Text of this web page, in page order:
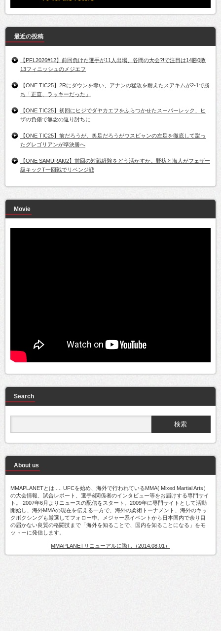
最近の投稿
【PFL2026#12】前回負けた選手が11人出場、谷間の大会?!で注目は14勝0敗
13フィニッシュのメジエフ
【ONE TIC25】2Rにダウンを奪い、アナンの猛攻を耐えたスアキムが2-1で勝
ち「正直、ラッキーだった」
【ONE TIC25】初回にヒジでダヤカエフをふらつかせたスーパーレック、ヒ
ザの負傷で無念の返り討ちに
【ONE TIC25】前だろうが、奥足だろうがウスビャンの左足を徹底して蹴っ
たグレゴリアンが準決勝へ
【ONE SAMURAI02】前回の対戦経験をどう活かすか。野杁と海人がフェザー
級キックT一回戦でリベンジ戦
Movie
Search
About us
MMAPLANETとは..... UFCを始め、海外で行われているMMA( Mixed Martial Arts）
の大会情報、試合レポート、選手&関係者のインタビュー等をお届けする専門サイ
ト。 2007年6月よりニュースの配信をスタート。2009年に専門サイトとして活動
開始し、海外MMAの現在を伝える一方で、海外の柔術トーナメント、海外のキッ
クボクシングも厳選してフォロー中。メジャー系イベントから日本国内で余り目
の届かない良質の格闘技まで「海外を知ることで、国内を知ることになる」をモ
ットーに発信します。
MMAPLANETリニューアルに際し（2014.08.01）